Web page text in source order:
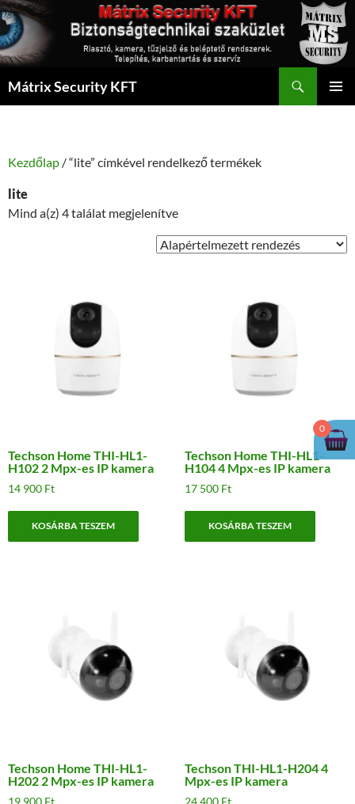
Kilépés
tartalomba
Mátrix Security KFT
Kezdőlap / “lite” címkével rendelkező termékek
lite
Mind a(z) 4 találat megjelenítve
Techson Home THI-HL1-
H102 2 Mpx-es IP kamera
14 900 Ft
KOSÁRBA TESZEM
Techson Home THI-HL1-
H104 4 Mpx-es IP kamera
17 500 Ft
KOSÁRBA TESZEM
Techson Home THI-HL1-
H202 2 Mpx-es IP kamera
19 900 Ft
Techson THI-HL1-H204 4
Mpx-es IP kamera
24 400 Ft
0